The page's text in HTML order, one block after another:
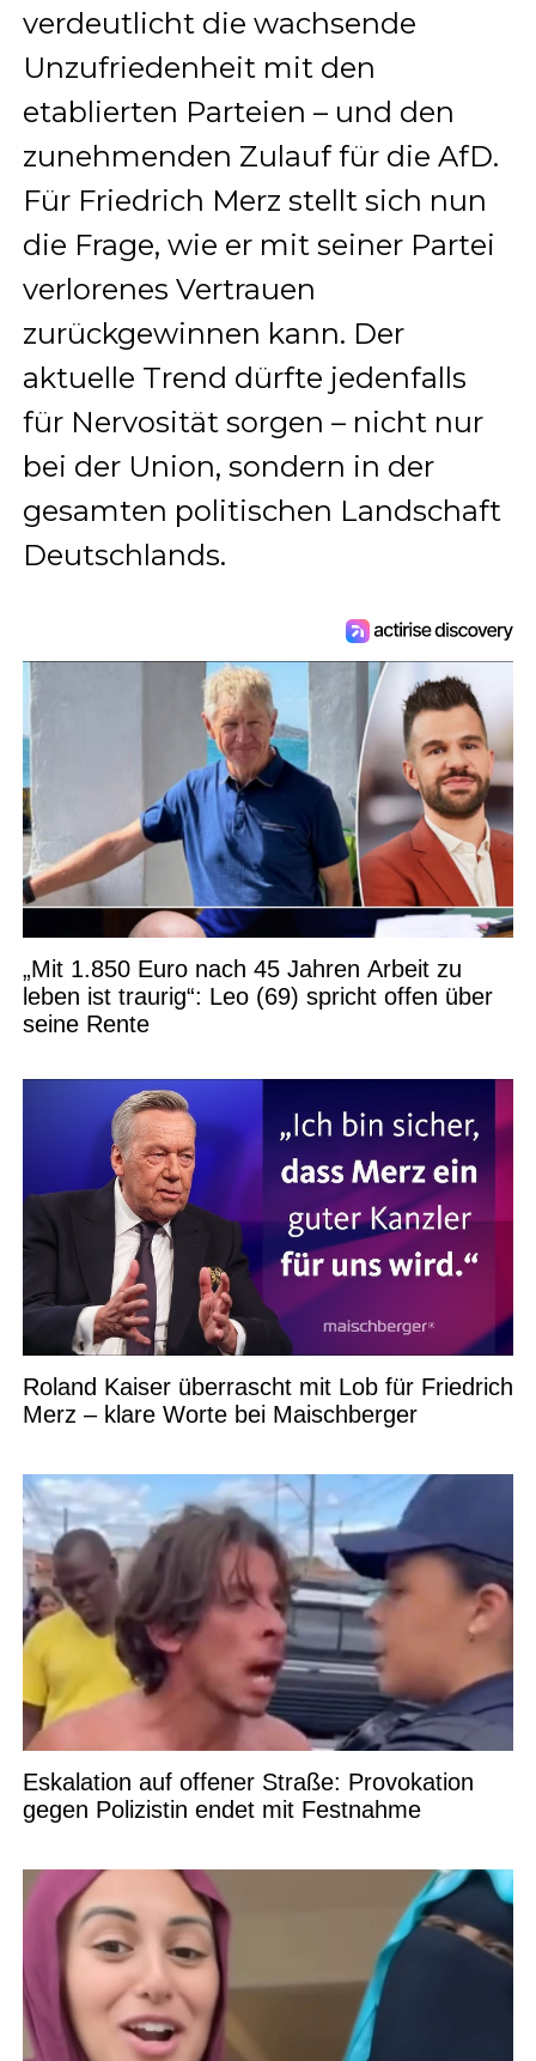
verdeutlicht die wachsende
Unzufriedenheit mit den
etablierten Parteien – und den
zunehmenden Zulauf für die AfD.
Für Friedrich Merz stellt sich nun
die Frage, wie er mit seiner Partei
verlorenes Vertrauen
zurückgewinnen kann. Der
aktuelle Trend dürfte jedenfalls
für Nervosität sorgen – nicht nur
bei der Union, sondern in der
gesamten politischen Landschaft
Deutschlands.
„Mit 1.850 Euro nach 45 Jahren Arbeit zu
leben ist traurig“: Leo (69) spricht offen über
seine Rente
Roland Kaiser überrascht mit Lob für Friedrich
Merz – klare Worte bei Maischberger
Eskalation auf offener Straße: Provokation
gegen Polizistin endet mit Festnahme